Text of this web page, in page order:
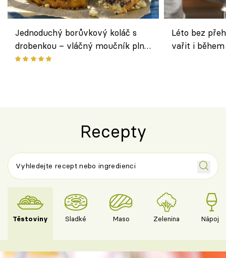
Jednoduchý borůvkový koláč s
drobenkou – vláčný moučník plný
ovoce
Léto bez
vařit i
Recepty
Těstoviny Sladké Maso Zelenina Nápoje